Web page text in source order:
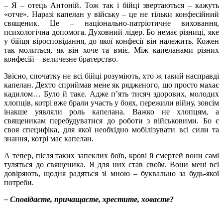
– Я – отець Антоній. Тож так і бійці звертаються – кажуть
«отче». Наразі капелан у війську – це не тільки конфесійний
священик. Це – національно-патріотичне виховання,
психологічна допомога. Духовний лідер. Бо немає різниці, яке
у бійця віросповідання, до якої конфесії він належить. Кожен
так молиться, як він хоче та вміє. Між капеланами різних
конфесій – величезне братерство.
Звісно, спочатку не всі бійці розуміють, хто ж такий насправді
капелан. Дехто сприймав мене як рядженого, що просто махає
кадилом… Було й таке. Адже п’ять тисяч здорових, молодих
хлопців, котрі вже брали участь у боях, пережили війну, зовсім
інакше уявляли роль капелана. Важко не хлопцям, а
священикам перебудуватися до роботи з військовими. Бо є
своя специфіка, для якої необхідно мобілізувати всі сили та
знання, котрі має капелан.
А тепер, після таких запеклих боїв, крові й смертей вони самі
туляться до священика. Я для них став своїм. Вони мені всі
довіряють, щодня радяться зі мною – буквально за будь-якої
потреби.
– Сповідаєте, причащаєте, хрестите, ховаєте?